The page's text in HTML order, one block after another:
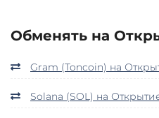
Обменять на
Gram (Toncoin) на
Solana (SOL) на